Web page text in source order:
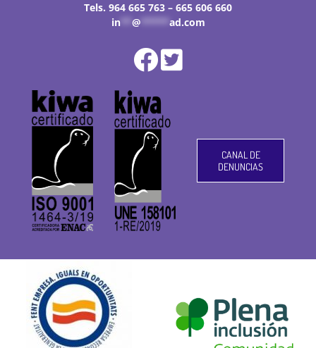
Tels. 964 665 763 – 665 606 660
in** @ ad.com
CANAL DE
DENUNCIAS